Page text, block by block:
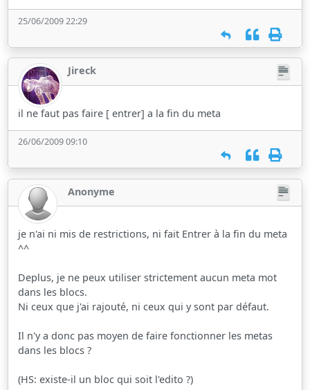
25/06/2009 22:29
Jireck
il ne faut pas faire [ entrer] a la fin du meta
26/06/2009 09:10
Anonyme
je n'ai ni mis de restrictions, ni fait Entrer à la fin du meta
^^
Deplus, je ne peux utiliser strictement aucun meta mot
dans les blocs.
Ni ceux que j'ai rajouté, ni ceux qui y sont par défaut.
Il n'y a donc pas moyen de faire fonctionner les metas
dans les blocs ?
(HS: existe-il un bloc qui soit l'edito ?)